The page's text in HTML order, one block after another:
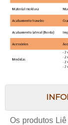
Os produtos